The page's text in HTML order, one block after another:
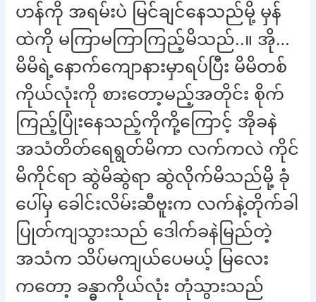
ဟန်ကို အရမ်းပဲ မြင်ချင်နေသည်မို့ မှန်
ထဲကို မကြာမကြာကြည့်မိသည်..။ အို…
မိမိရဲ့နောက်ကျောနားမှာရပ်ပြီး မိမိတစ်
ကိုယ်လုံးကို စားတော့မည့်အတိုင်း စိုက်
ကြည့်ပြုံးနေသည့်ကိုကို့ကြောင့် အိုခနဲ
အသံတိတ်ရေရွတ်မိကာ လက်ကလဲ ကိုင်
မိကိုင်ရာ ဆွဲမိဆွဲရာ ဆွဲလိုက်မိသည်မို့ ခုံ
ပေါ်မှ ခေါင်းလိမ်းဆီဗူးက လက်နဲ့တိုက်ခါ
ပြုတ်ကျသွားသည် ဒေါက်ခနဲမြည်တဲ့
အသံက သိပ်မကျယ်ပေမယ့် မြလေး
ကတော့ ခန္ဓာကိုယ်လုံး တုံသွားသည်